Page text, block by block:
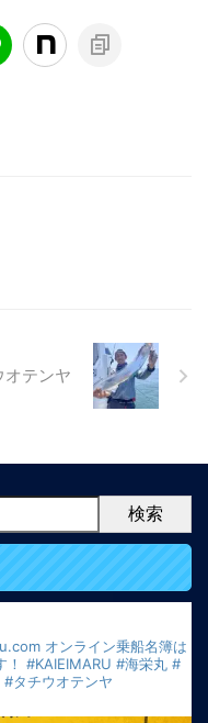
オテンヤ
検索
オンライン乗船名簿は
#KAIEIMARU #海栄丸 #
#タチウオテンヤ